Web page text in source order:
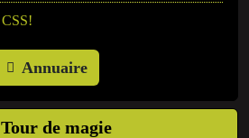
Annuaire
Tour de magie